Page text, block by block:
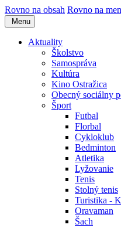
Rovno na obsah Rovno na
Menu
Aktuality
Školstvo
Samospráva
Kultúra
Kino Ostražica
Obecný sociálny
Šport
Futbal
Florbal
Cykloklub
Bedminton
Atletika
Lyžovanie
Tenis
Stolný tenis
Turistika -
Oravaman
Šach